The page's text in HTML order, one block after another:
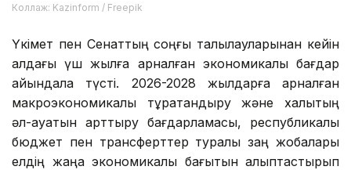
Коллаж: Kazinform / Freepik
Үкімет пен Сенаттың соңғы талқылауларынан кейін
алдағы үш жылға арналған экономикалық бағдар
айқындала түсті. 2026-2028 жылдарға арналған
макроэкономикалық тұрақтандыру және халықтың
әл-ауқатын арттыру бағдарламасы, республикалық
бюджет пен трансферттер туралы заң жобалары
елдің жаңа экономикалық бағытын қалыптастырып